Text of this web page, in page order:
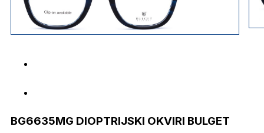
BG6635MG DIOPTRIJSKI OKVIRI BULGET